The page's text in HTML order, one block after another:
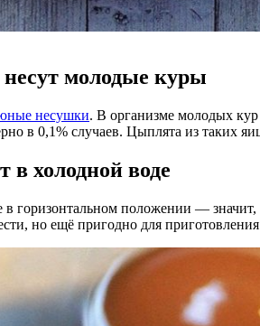
молодые куры
несушки. В организме молодых
в 0,1% случаев. Цыплята из таких
в холодной воде
горизонтальном положении —
но ещё пригодно для